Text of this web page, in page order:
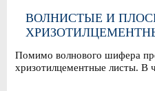
ВОЛНИСТЫЕ И
Помимо волнового шифера
хризотилцементные листы. В